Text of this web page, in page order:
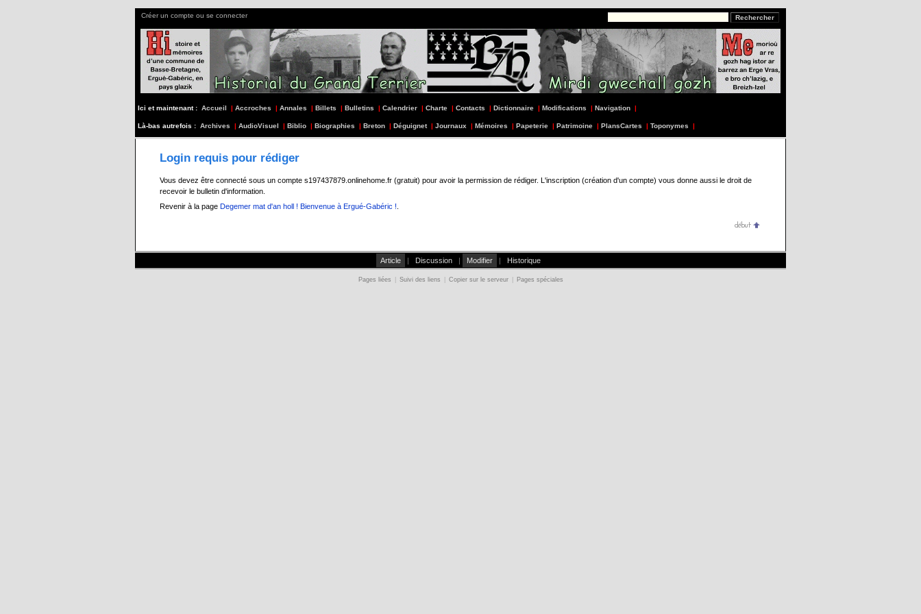
Créer un compte ou se connecter
Ici et maintenant : Accueil | Accroches | Annales | Billets | Bulletins | Calendrier | Charte | Contacts | Dictionnaire | Modifications | Navigation |
Là-bas autrefois : Archives | AudioVisuel | Biblio | Biographies | Breton | Déguignet | Journaux | Mémoires | Papeterie | Patrimoine | PlansCartes | Toponymes |
Login requis pour rédiger
Vous devez être connecté sous un compte s197437879.onlinehome.fr (gratuit) pour avoir la permission de rédiger. L'inscription (création d'un compte) vous donne aussi le droit de
recevoir le bulletin d'information.
Revenir à la page Degemer mat d'an holl ! Bienvenue à Ergué-Gabéric !
Article | Discussion | Modifier | Historique
Pages liées Suivi des liens Copier sur le serveur Pages spéciales